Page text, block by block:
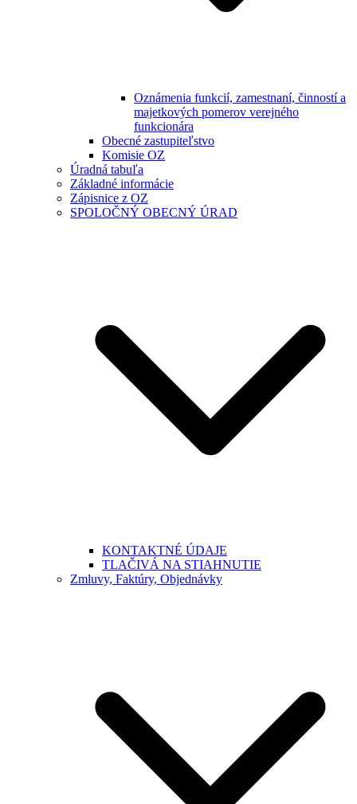
Oznámenia funkcií, zamestnaní, činností a
majetkových pomerov verejného
funkcionára
Obecné zastupiteľstvo
Komisie OZ
Úradná tabuľa
Základné informácie
Zápisnice z OZ
SPOLOČNÝ OBECNÝ ÚRAD
KONTAKTNÉ ÚDAJE
TLAČIVÁ NA STIAHNUTIE
Zmluvy, Faktúry, Objednávky